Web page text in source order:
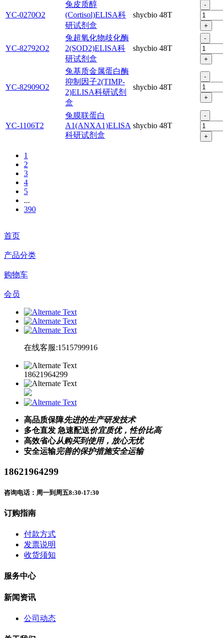
YC-0270O2
兔皮质醇
(Cortisol)ELISA科
研试剂盒
shycbio 48T
-
+
YC-82792O2
兔超氧化物歧化酶
2(SOD2)ELISA科
研试剂盒
shycbio 48T
-
+
YC-82909O2
兔基质金属蛋白酶
抑制因子2(TIMP-
2)ELISA科研试剂
盒
shycbio 48T
-
+
YC-1106T2
兔膜联蛋白
A1(ANXA1)ELISA
科研试剂盒
shycbio 48T
-
+
1
2
3
4
5
...
390
首页
产品分类
购物车
会员
在线客服:1515799916
18621964299
高品质保障先进的生产研发技术
多仓直发 急速配送价宜质优，性价比高
高效省心从购买到使用，放心无忧
安全运输完善的保护措施安全运输
18621964299
咨询电话：周一到周五8:30-17:30
订购指南
付款方式
发票说明
收货须知
服务中心
新闻资讯
公司动态